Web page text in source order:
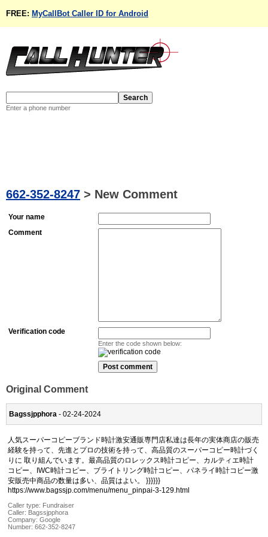
FREE: MyCallBot Caller ID for Android
Enter a phone number
662-352-8247 > New Comment
Your name
Comment
Verification code
Enter the code shown below:
Original Comment
Bagssjpphora - 02-24-2024
人気スーパーコピーブランド時計激安通販専門店私達は長年の実体商店の販売
経験を持って、先進とプロの技術を持って、高品質のスーパーコピー時計づく
りに 取り組んでいます。最高品質のロレックス時計コピー、カルティエ時計
コピー、IWC時計コピー、ブライトリング時計コピー、パネライ時計コピー激
安販売中商品の数量は多い、品質はよい。 }}}}}}
https://www.bagssjp.com/menu/menu_pinpai-3-129.html
Caller type: Fundraiser
Caller: Bagssjpphora
Company: Google
Number: 662-352-8247